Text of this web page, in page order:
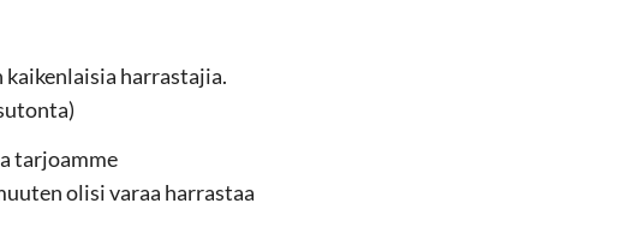
har­ras­ta­jia.
tar­joam­me
olisi varaa har­ras­taa